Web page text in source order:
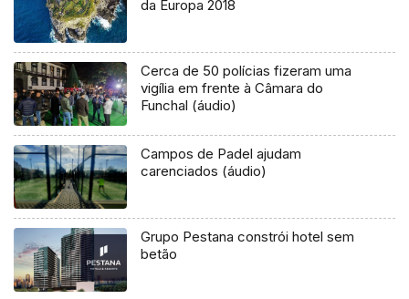
da Europa 2018
Cerca de 50 polícias fizeram uma
vigília em frente à Câmara do
Funchal (áudio)
Campos de Padel ajudam
carenciados (áudio)
Grupo Pestana constrói hotel sem
betão